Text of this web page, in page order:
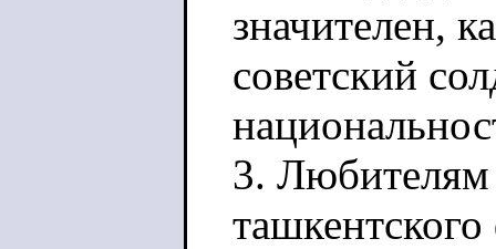
значителен,
советский
3. Любителям